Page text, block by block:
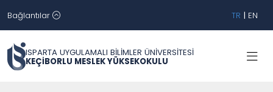
Bağlantılar TR | EN
ISPARTA UYGULAMALI BİLİMLER ÜNİVERSİTESİ
KEÇİBORLU MESLEK YÜKSEKOKULU